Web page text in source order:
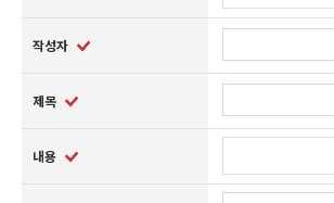
작성자
제목
내용